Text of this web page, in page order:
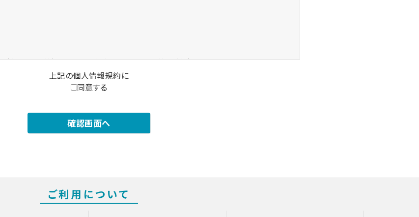
応および、弊社のサービス、新商品、キャンペーン等のご案内のために利用致します。
上記の個人情報規約に
同意する
ご利用について